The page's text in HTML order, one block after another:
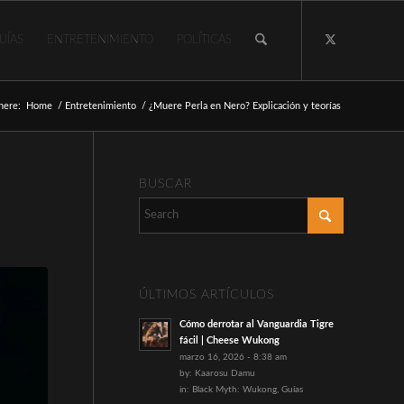
ENTRETENIMIENTO POLÍTICAS
Home / Entretenimiento / ¿Muere Perla en Nero? Explicación y teorías
BUSCAR
ÚLTIMOS ARTÍCULOS
Cómo derrotar al Vanguardia Tigre
fácil | Cheese Wukong
marzo 16, 2026 - 8:38 am
by: Kaarosu Damu
in: Black Myth: Wukong, Guías